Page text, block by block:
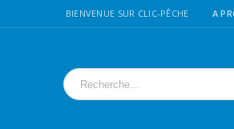
BIENVENUE SUR CLIC-PÊCHE A